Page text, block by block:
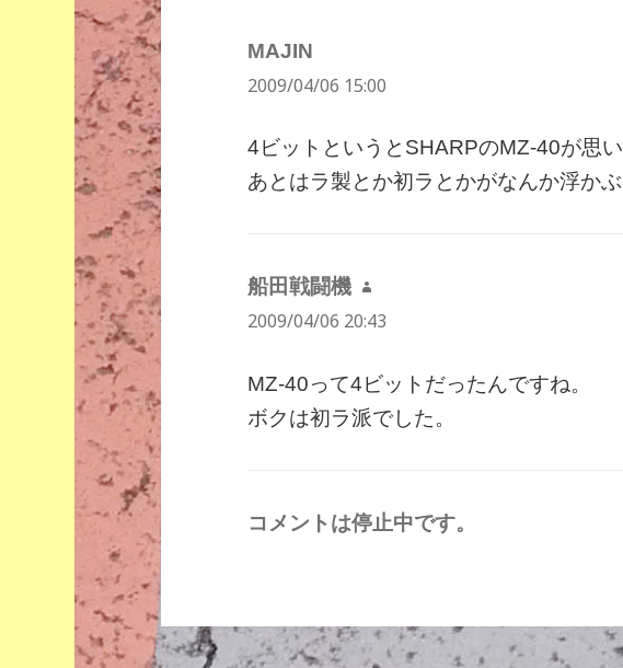
MAJIN
り:
2009/04/06 15:00
4ビットというとSHARPのMZ-40が思
あとはラ製とか初ラとかがなんか浮か
船田戦闘機
よ
り:
2009/04/06 20:43
MZ-40って4ビットだったんですね。
ボクは初ラ派でした。
コメントは停止中です。